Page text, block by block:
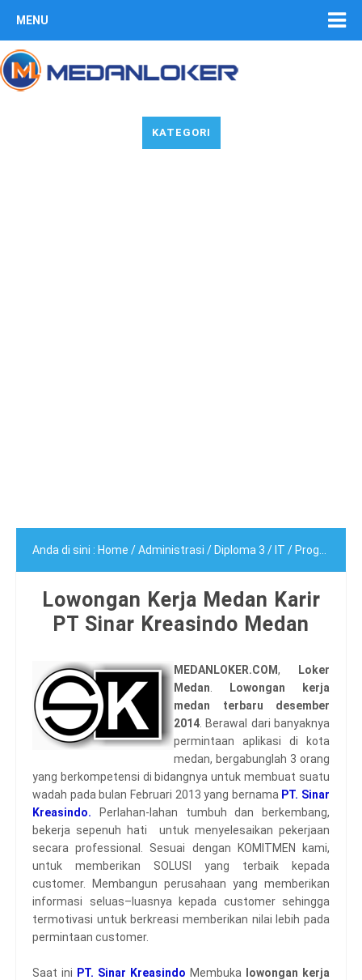
MENU
KATEGORI
Anda di sini : Home /Administrasi / Diploma 3 / IT / Programmer
Lowongan Kerja Medan Karir
PT Sinar Kreasindo Medan
MEDANLOKER.COM,
Loker
Medan
Lowongan kerja
medan terbaru desember
2014 . Berawal dari banyaknya
permintaan aplikasi di kota
medan, bergabunglah 3 orang
yang berkompetensi di bidangnya untuk membuat suatu
wadah pada bulan Februari 2013 yang bernama PT. Sinar
Kreasindo. Perlahan-lahan tumbuh dan berkembang,
bekerja sepenuh hati untuk menyelesaikan pekerjaan
secara professional. Sesuai dengan KOMITMEN kami,
untuk memberikan SOLUSI yang terbaik kepada
customer. Membangun perusahaan yang memberikan
informasi seluas–luasnya kepada customer sehingga
termotivasi untuk berkreasi memberikan nilai lebih pada
permintaan customer.
Saat ini PT. Sinar Kreasindo Membuka
lowongan kerja